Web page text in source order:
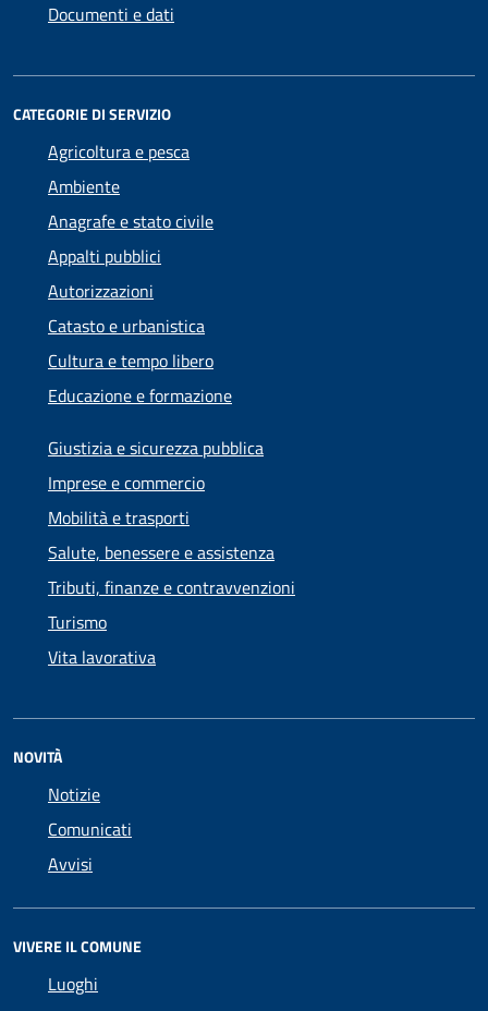
Documenti e dati
CATEGORIE DI SERVIZIO
Agricoltura e pesca
Ambiente
Anagrafe e stato civile
Appalti pubblici
Autorizzazioni
Catasto e urbanistica
Cultura e tempo libero
Educazione e formazione
Giustizia e sicurezza pubblica
Imprese e commercio
Mobilità e trasporti
Salute, benessere e assistenza
Tributi, finanze e contravvenzioni
Turismo
Vita lavorativa
NOVITÀ
Notizie
Comunicati
Avvisi
VIVERE IL COMUNE
Luoghi